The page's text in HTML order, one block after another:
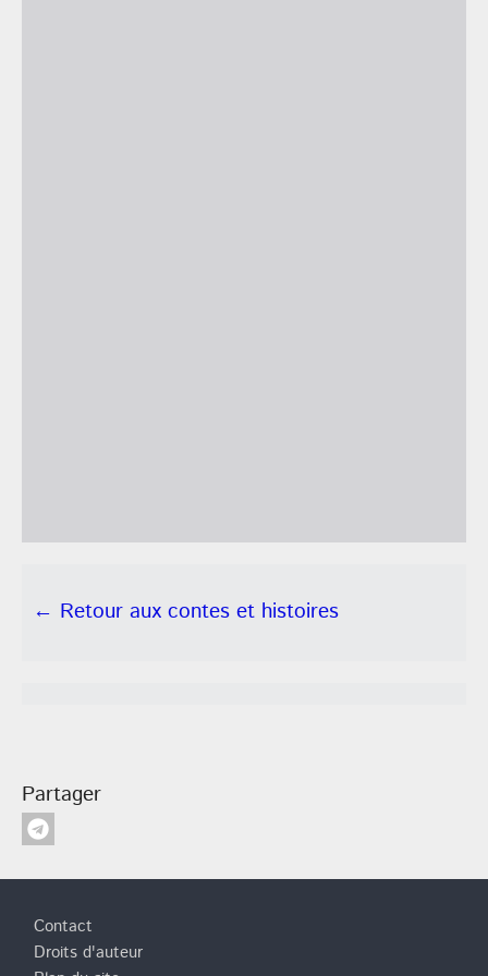
← Retour aux contes et histoires
Partager
Pied de page
Contact
Droits d'auteur